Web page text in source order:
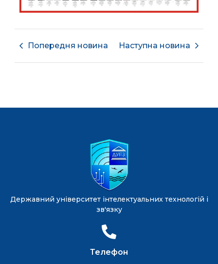
Попередня новина Наступна новина
Державний університет інтелектуальних технологій і
зв'язку
Телефон